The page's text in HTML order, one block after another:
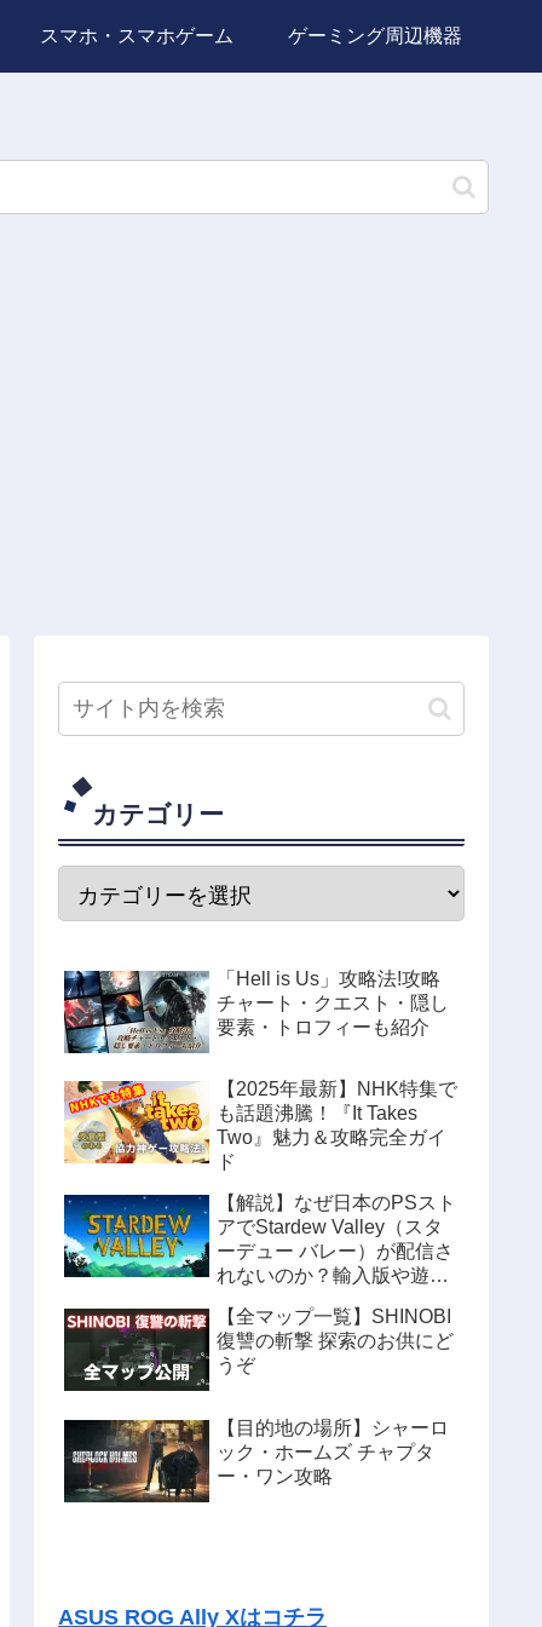
スマホ・スマホゲーム ゲーミング周辺機器
カテゴリー
「Hell is Us」攻略法!攻略
チャート・クエスト・隠し
要素・トロフィーも紹介
【2025年最新】NHK特集で
も話題沸騰！『It Takes
Two』魅力＆攻略完全ガイ
ド
【解説】なぜ日本のPSスト
アでStardew Valley（スタ
ーデュー バレー）が配信さ
れないのか？輸入版や遊ぶ
【全マップ一覧】SHINOBI
復讐の斬撃 探索のお供にど
うぞ
【目的地の場所】シャーロ
ック・ホームズ チャプタ
ー・ワン攻略
ASUS ROG Ally Xはコチラ